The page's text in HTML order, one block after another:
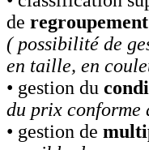
de regroupement
( possibilité de
en taille, en
• gestion du
du prix conforme
• gestion de